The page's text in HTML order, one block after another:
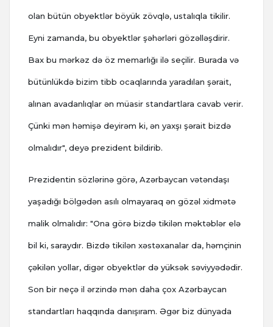
olan bütün obyektlər böyük zövqlə, ustalıqla tikilir.
Eyni zamanda, bu obyektlər şəhərləri gözəlləşdirir.
Bax bu mərkəz də öz memarlığı ilə seçilir. Burada və
bütünlükdə bizim tibb ocaqlarında yaradılan şərait,
alınan avadanlıqlar ən müasir standartlara cavab verir.
Çünki mən həmişə deyirəm ki, ən yaxşı şərait bizdə
olmalıdır", deyə prezident bildirib.
Prezidentin sözlərinə görə, Azərbaycan vətəndaşı
yaşadığı bölgədən asılı olmayaraq ən gözəl xidmətə
malik olmalıdır: "Ona görə bizdə tikilən məktəblər elə
bil ki, saraydır. Bizdə tikilən xəstəxanalar da, həmçinin
çəkilən yollar, digər obyektlər də yüksək səviyyədədir.
Son bir neçə il ərzində mən daha çox Azərbaycan
standartları haqqında danışıram. Əgər biz dünyada